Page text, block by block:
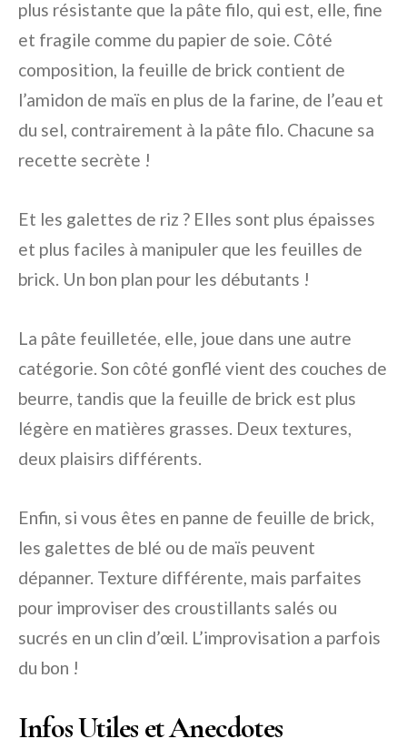
plus résistante que la pâte filo, qui est, elle, fine
et fragile comme du papier de soie. Côté
composition, la feuille de brick contient de
l’amidon de maïs en plus de la farine, de l’eau et
du sel, contrairement à la pâte filo. Chacune sa
recette secrète !
Et les galettes de riz ? Elles sont plus épaisses
et plus faciles à manipuler que les feuilles de
brick. Un bon plan pour les débutants !
La pâte feuilletée, elle, joue dans une autre
catégorie. Son côté gonflé vient des couches de
beurre, tandis que la feuille de brick est plus
légère en matières grasses. Deux textures,
deux plaisirs différents.
Enfin, si vous êtes en panne de feuille de brick,
les galettes de blé ou de maïs peuvent
dépanner. Texture différente, mais parfaites
pour improviser des croustillants salés ou
sucrés en un clin d’œil. L’improvisation a parfois
du bon !
Infos Utiles et Anecdotes